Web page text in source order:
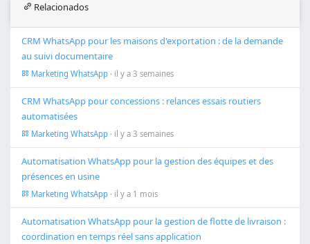
Relacionados
CRM WhatsApp pour les maisons d'exportation : de la demande
au suivi documentaire
Marketing WhatsApp · il y a 3 semaines
CRM WhatsApp pour concessions : relances essais routiers
automatisées
Marketing WhatsApp · il y a 3 semaines
Automatisation WhatsApp pour la gestion des équipes et des
présences en usine
Marketing WhatsApp · il y a 1 mois
Automatisation WhatsApp pour la gestion de flotte de livraison :
coordination en temps réel sans application